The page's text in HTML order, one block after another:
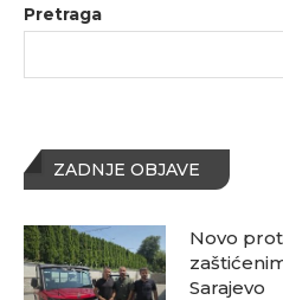
Pretraga
ZADNJE OBJAVE
Novo
Sarajevo